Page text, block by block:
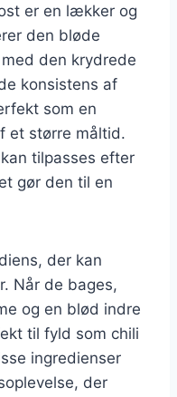
er en lækker og
den bløde
den krydrede
konsistens af
som en
et større måltid.
tilpasses efter
gør den til en
der kan
Når de bages,
og en blød indre
til fyld som chili
ingredienser
der